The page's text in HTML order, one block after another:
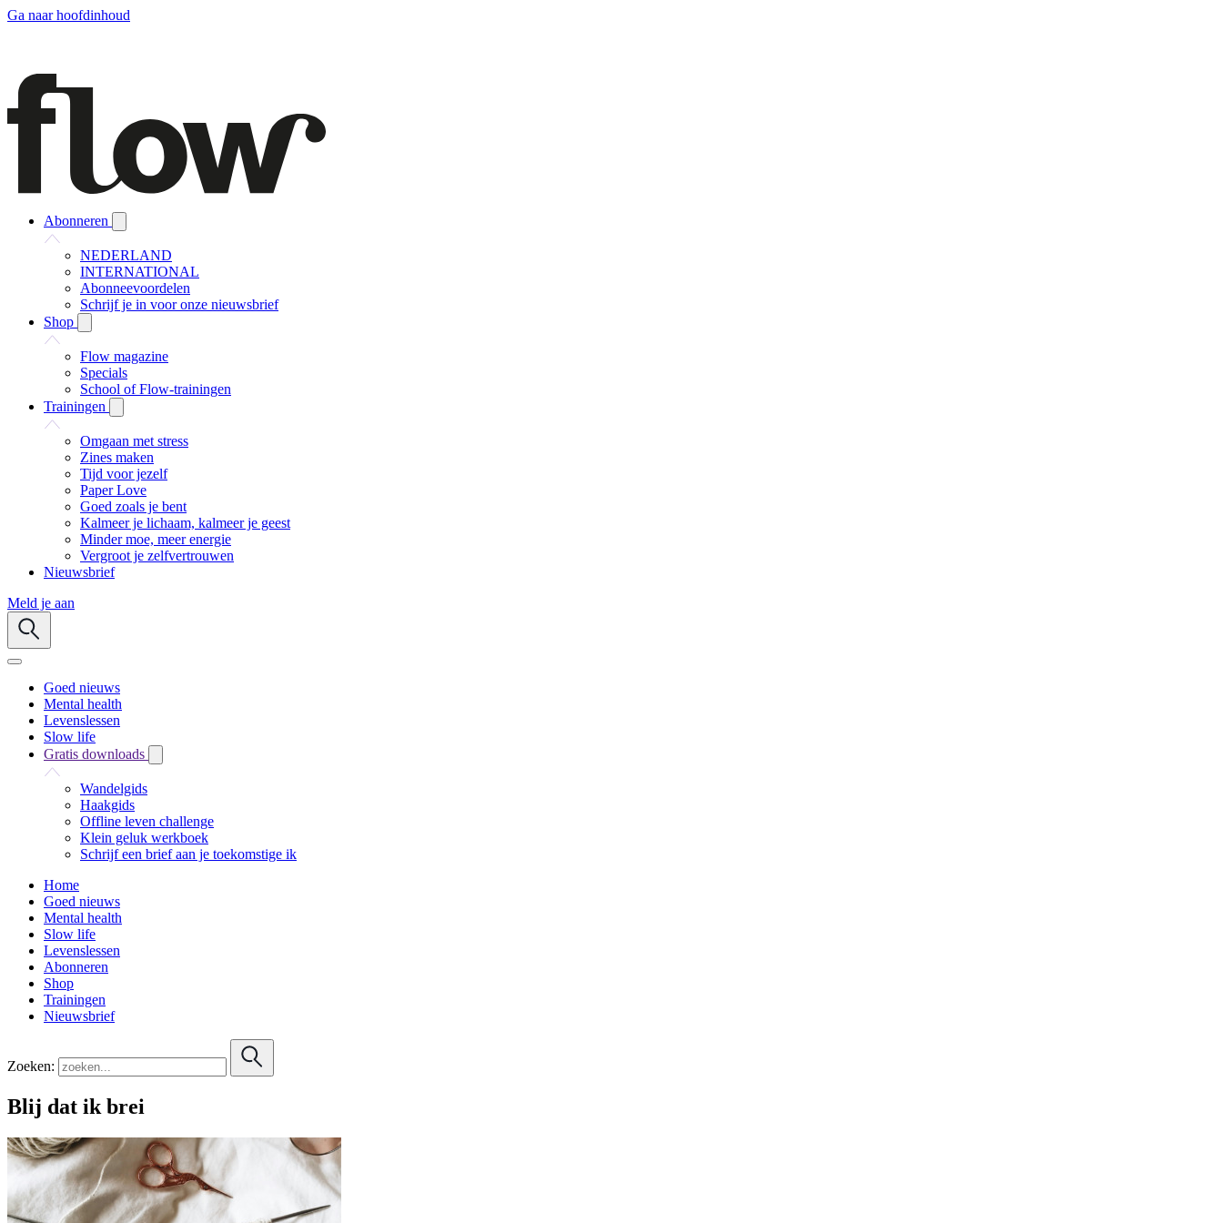
Ga naar hoofdinhoud
Abonneren
NEDERLAND
INTERNATIONAL
Abonneevoordelen
Schrijf je in voor onze nieuwsbrief
Shop
Flow magazine
Specials
School of Flow-trainingen
Trainingen
Omgaan met stress
Zines maken
Tijd voor jezelf
Paper Love
Goed zoals je bent
Kalmeer je lichaam, kalmeer je geest
Minder moe, meer energie
Vergroot je zelfvertrouwen
Nieuwsbrief
Meld je aan
Goed nieuws
Mental health
Levenslessen
Slow life
Gratis downloads
Wandelgids
Haakgids
Offline leven challenge
Klein geluk werkboek
Schrijf een brief aan je toekomstige ik
Home
Goed nieuws
Mental health
Slow life
Levenslessen
Abonneren
Shop
Trainingen
Nieuwsbrief
Zoeken:
Blij dat ik brei